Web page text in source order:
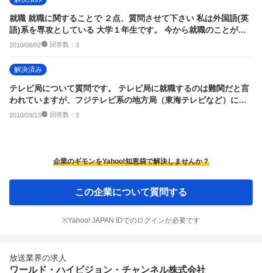
就職 就職に関することで ２点、質問させて下さい 私は外国語(英
語)系を専攻としている 大学１年生です。 今から就職のことが不
安...
2010/08/02 回答数： 3
解決済み
テレビ局について質問です。 テレビ局に就職するのは難関だと言
われていますが、フジテレビ系の地方局（東海テレビなど）に入
って、 そこ...
2010/03/13 回答数： 3
企業のギモンをYahoo!知恵袋で解決しませんか？
この企業について質問する
※Yahoo! JAPAN IDでのログインが必要です
放送業界の求人
ワールド・ハイビジョン・チャンネル株式会社